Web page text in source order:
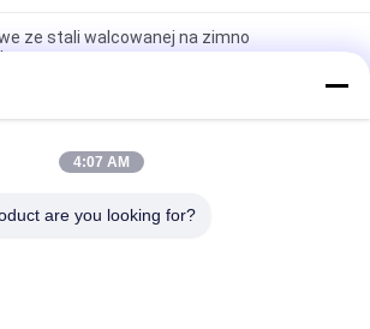
ze stali walcowanej na zimno
Magazynowe klatki magazynowe do
półkami
o dużej pojemności 2000 * 600 * 2000
4:07 AM
are you looking for?